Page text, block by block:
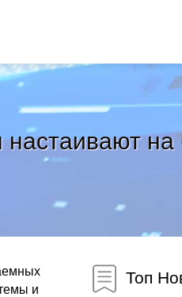
и
Топ